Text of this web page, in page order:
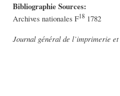
Bibliographie Sources:
Archives nationales F18 1782
Journal général de l’imprimerie